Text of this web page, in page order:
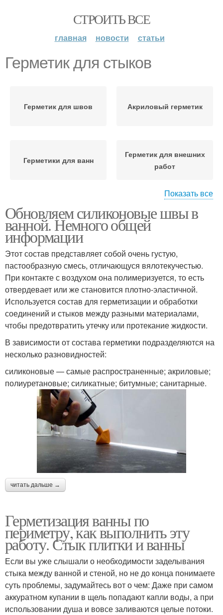
СТРОИТЬ ВСЕ
главная новости статьи
Герметик для стыков
Герметик для швов Акриловый герметик
Герметики для ванн
Герметик для внешних
работ
герметики
Показать все
Обновляем силиконовые швы в
ванной. Немного общей
информации
Этот состав представляет собой очень густую,
пастообразную смесь, отличающуся вялотекучестью.
При контакте с воздухом она полимеризуется, то есть
отвердевает или же становится плотно-эластичной.
Используется состав для герметизации и обработки
соединений и стыков между разными материалами,
чтобы предотвратить утечку или протекание жидкости.
В зависимости от состава герметики подразделяются на
несколько разновидностей:
силиконовые — самые распространенные; акриловые;
полиуретановые; силикатные; битумные; санитарные.
читать дальше →
Герметизация ванны по
периметру, как выполнить эту
работу. Стык плитки и ванны
Если вы уже слышали о необходимости заделывания
стыка между ванной и стеной, но не до конца понимаете
суть проблемы, задумайтесь вот о чем: Даже при самом
аккуратном купании в щель попадают капли воды, а при
использовании душа и вовсе заливаются целые потоки.